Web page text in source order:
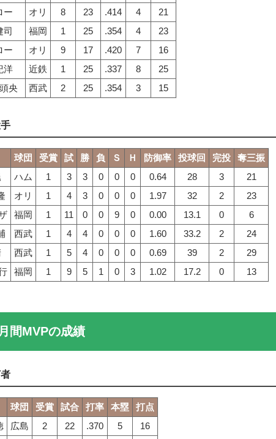
ー オリ 8 23 .414 4
21
司 福岡 1 25 .354 4
23
ー オリ 9 17 .420 7
16
洋 近鉄 1 25 .337 8
25
央 西武 2 25 .354 3 15
球団 受賞 試 勝 負 Ｓ Ｈ 防御率 投球回 完投
奪三振
ハム 1 3 3 0 0 0 0.64 28 3
21
オリ 1 4 3 0 0 0 1.97 32 2
23
福岡 1 11 0 0 9 0 0.00 13.1 0
6
西武 1 4 4 0 0 0 1.60 33.2 2
24
西武 1 5 4 0 0 0 0.69 39 2
29
福岡 1 9 5 1 0 3 1.02 17.2 0 13
間MVPの成績
球団 受賞 試合 打率 本塁
打点
広島 2 22 .370 5
16